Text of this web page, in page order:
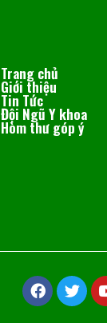
Trang chủ
Giới thiệu
Tin Tức
Đội Ngũ Y khoa
Hòm thư góp ý